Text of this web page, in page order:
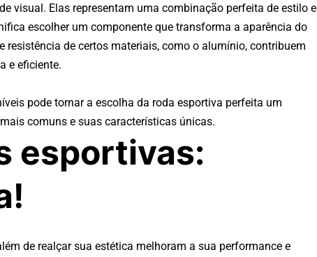
visual. Elas representam uma combinação perfeita de estilo e
escolher um componente que transforma a aparência do
resistência de certos materiais, como o alumínio, contribuem
e eficiente.
pode tornar a escolha da roda esportiva perfeita um
comuns e suas características únicas.
esportivas:
de realçar sua estética melhoram a sua performance e